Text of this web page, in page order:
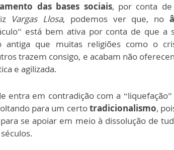
das bases sociais, por conta de
Vargas Llosa, podemos ver que, no
está bem ativa por conta de que a
antiga que muitas religiões como o
trazem consigo, e acabam não
e agilizada.
entra em contradição com a
para um certotradicionalismo,
se apoiar em meio à dissolução de